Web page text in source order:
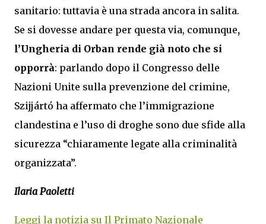
sanitario: tuttavia è una strada ancora in salita.
Se si dovesse andare per questa via, comunque,
l’Ungheria di Orban rende già noto che si
opporrà: parlando dopo il Congresso delle
Nazioni Unite sulla prevenzione del crimine,
Szijjártó ha affermato che l’immigrazione
clandestina e l’uso di droghe sono due sfide alla
sicurezza “chiaramente legate alla criminalità
organizzata”.
Ilaria Paoletti
Leggi la notizia su Il Primato Nazionale